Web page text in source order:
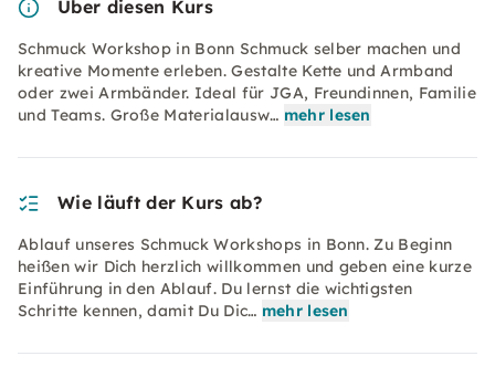
Über diesen Kurs
Schmuck Workshop in Bonn Schmuck selber machen und
kreative Momente erleben. Gestalte Kette und Armband
oder zwei Armbänder. Ideal für JGA, Freundinnen, Familie
und Teams. Große Materialausw… mehr lesen
Wie läuft der Kurs ab?
Ablauf unseres Schmuck Workshops in Bonn. Zu Beginn
heißen wir Dich herzlich willkommen und geben eine kurze
Einführung in den Ablauf. Du lernst die wichtigsten
Schritte kennen, damit Du Dic… mehr lesen